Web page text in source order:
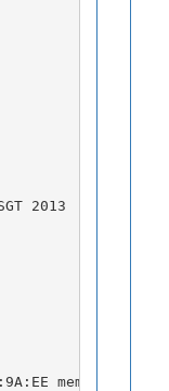
2013
mem=16M